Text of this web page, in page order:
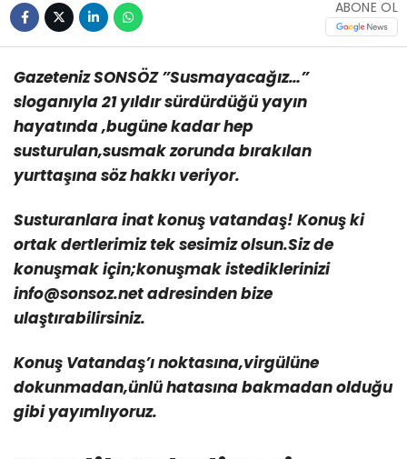
ABONE OL
Gazeteniz SONSÖZ ”Susmayacağız…”
sloganıyla 21 yıldır sürdürdüğü yayın
hayatında ,bugüne kadar hep
susturulan,susmak zorunda bırakılan
yurttaşına söz hakkı veriyor.
Susturanlara inat konuş vatandaş! Konuş ki
ortak dertlerimiz tek sesimiz olsun.Siz de
konuşmak için;konuşmak istediklerinizi
info@sonsoz.net adresinden bize
ulaştırabilirsiniz.
Konuş Vatandaş’ı noktasına,virgülüne
dokunmadan,ünlü hatasına bakmadan olduğu
gibi yayımlıyoruz.